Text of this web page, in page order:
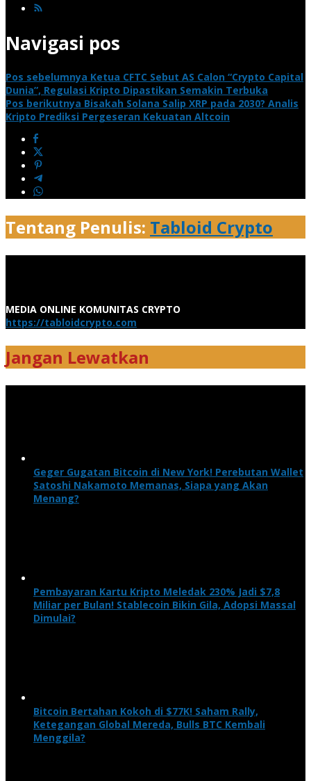
Navigasi pos
Pos sebelumnya Ketua CFTC Sebut AS Calon “Crypto Capital
Dunia”, Regulasi Kripto Dipastikan Semakin Terbuka
Pos berikutnya Bisakah Solana Salip XRP pada 2030? Analis
Kripto Prediksi Pergeseran Kekuatan Altcoin
Tentang Penulis: Tabloid Crypto
MEDIA ONLINE KOMUNITAS CRYPTO
https://tabloidcrypto.com
Jangan Lewatkan
Geger Gugatan Bitcoin di New York! Perebutan Wallet
Satoshi Nakamoto Memanas, Siapa yang Akan
Menang?
Pembayaran Kartu Kripto Meledak 230% Jadi $7,8
Miliar per Bulan! Stablecoin Bikin Gila, Adopsi Massal
Dimulai?
Bitcoin Bertahan Kokoh di $77K! Saham Rally,
Ketegangan Global Mereda, Bulls BTC Kembali
Menggila?